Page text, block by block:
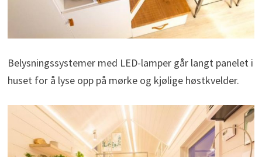
Belysningssystemer med LED-lamper går langt panelet i
huset for å lyse opp på mørke og kjølige høstkvelder.